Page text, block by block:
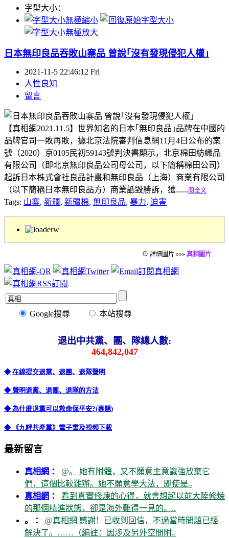
字型大小：
日本無印良品吞敗山寨品 曾說｢沒有發現侵犯人權｣
2021-11-5 22:46:12 Fri
人性良知
留言
【真相網2021.11.5】世界知名的日本｢無印良品｣品牌在中國的
品牌官司一敗再敗，據北京法院審判信息網11月4日公布的案
號（2020）京0105民初59143號判決書顯示，北京棉田紡織品
有限公司（即北京無印良品公司母公司，以下簡稱棉田公司）
起訴日本株式會社良品計畫和無印良品（上海）商業有限公司
（以下簡稱日本無印良品方）商業詆毀勝訴，獲...... 閱全文
Tags: 山寨, 新疆, 新疆棉, 無印良品, 暴力, 迫害
⊙ 詳細圖片 »»» 真相圖片 ……
Google搜尋 本站搜尋
退出中共黨、團、隊總人數:
464,842,047
◆ 在線提交退黨、退團、退隊聲明
◆ 聲明退黨、退團、退隊的方法
◆ 為什麼退黨可以救命保平安?(專題)
◆ 《九評共產黨》電子書及視頻下載
最新留言
真相網 ： @。 她有附體，又不願意主意識強放棄它
們，這個比較難辦。她不願意學大法，即使是..
真相網 ： 看到真實修煉的心得，就會想起以前大陸修煉
的那個精進狀態，卻是海外難得一見的。..
。 ： @真相網 感謝！已收到回信，不過當時問題已經
解決了。……（編註：因涉及另外空間附..